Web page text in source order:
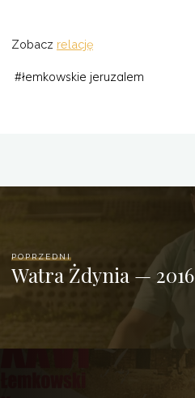
Zobacz relację
#łemkowskie jeruzalem
POPRZEDNI
Watra Żdynia — 2016